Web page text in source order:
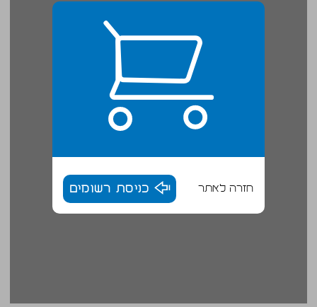
חזרה לאתר כניסת רשומים